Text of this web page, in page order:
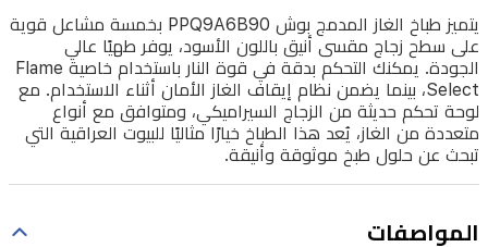
الجودة.
يمكنك
التحكم
بدقة
في
النار
يتميز طباخ الغاز المدمج بوش PPQ9A6B90 بخمسة مشاعل قوية
على سطح زجاج مقسى أنيق باللون الأسود، يوفر طهيًا عالي
الجودة. يمكنك التحكم بدقة في قوة النار باستخدام خاصية Flame
Select، بينما يضمن نظام إيقاف الغاز الأمان أثناء الاستخدام. مع
لوحة تحكم حديثة من الزجاج السيراميكي، ومتوافق مع أنواع
متعددة من الغاز، يُعد هذا الطباخ خيارًا مثاليًا للبيوت العراقية التي
تبحث عن حلول طبخ موثوقة وأنيقة.
المواصفات